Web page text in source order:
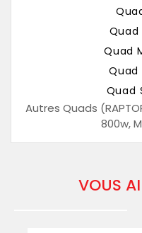
Quad
Quad
Quad
Quad
Autres Quads
800w,
VOUS